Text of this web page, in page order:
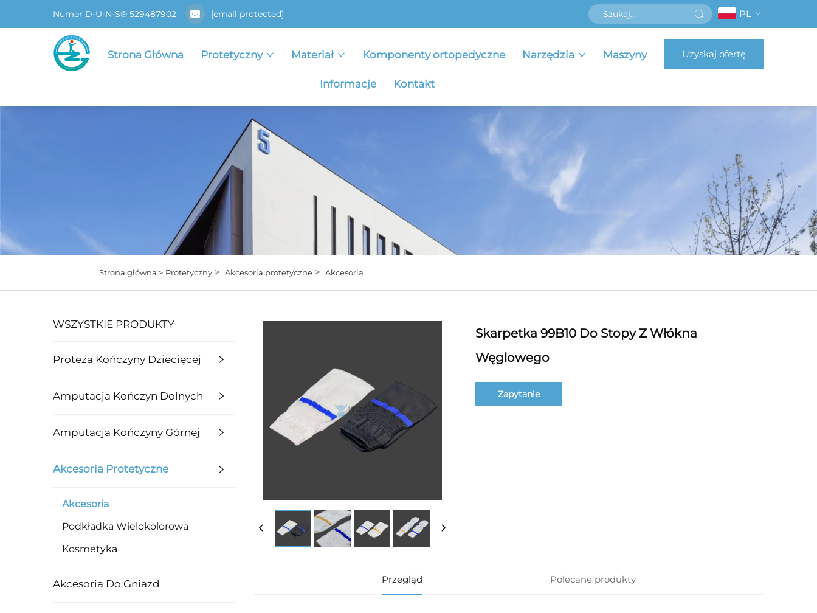
Numer D-U-N-S® 529487902 [email protected] PL
Strona Główna Protetyczny Materiał Komponenty ortopedyczne Narzędzia Maszyny
Informacje Kontakt
Uzyskaj ofertę
Strona główna > Protetyczny> Akcesoria protetyczne> Akcesoria
WSZYSTKIE PRODUKTY
Proteza Kończyny Dziecięcej
Amputacja Kończyn Dolnych
Amputacja Kończyny Górnej
Akcesoria Protetyczne
Akcesoria
Podkładka Wielokolorowa
Kosmetyka
Akcesoria Do Gniazd
Skarpetka 99B10 Do Stopy Z Włókna
Węglowego
Zapytanie
Przegląd Polecane produkty